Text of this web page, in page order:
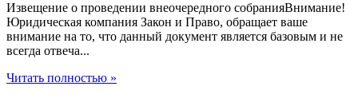
Извещение о проведении внеочередного собранияВнимание!
Юридическая компания Закон и Право, обращает ваше
внимание на то, что данный документ является базовым и не
всегда отвеча...
Читать полностью »